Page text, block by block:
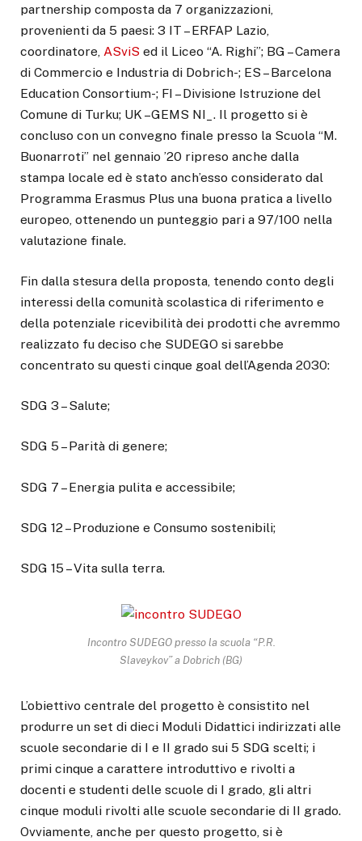
partnership composta da 7 organizzazioni,
provenienti da 5 paesi: 3 IT – ERFAP Lazio,
coordinatore, ASviS ed il Liceo “A. Righi”; BG – Camera
di Commercio e Industria di Dobrich-; ES – Barcelona
Education Consortium-; FI – Divisione Istruzione del
Comune di Turku; UK –GEMS NI_. Il progetto si è
concluso con un convegno finale presso la Scuola “M.
Buonarroti” nel gennaio ’20 ripreso anche dalla
stampa locale ed è stato anch’esso considerato dal
Programma Erasmus Plus una buona pratica a livello
europeo, ottenendo un punteggio pari a 97/100 nella
valutazione finale.
Fin dalla stesura della proposta, tenendo conto degli
interessi della comunità scolastica di riferimento e
della potenziale ricevibilità dei prodotti che avremmo
realizzato fu deciso che SUDEGO si sarebbe
concentrato su questi cinque goal dell’Agenda 2030:
SDG 3 – Salute;
SDG 5 – Parità di genere;
SDG 7 – Energia pulita e accessibile;
SDG 12 – Produzione e Consumo sostenibili;
SDG 15 – Vita sulla terra.
Incontro SUDEGO presso la scuola “P.R.
Slaveykov” a Dobrich (BG)
L’obiettivo centrale del progetto è consistito nel
produrre un set di dieci Moduli Didattici indirizzati alle
scuole secondarie di I e II grado sui 5 SDG scelti; i
primi cinque a carattere introduttivo e rivolti a
docenti e studenti delle scuole di I grado, gli altri
cinque moduli rivolti alle scuole secondarie di II grado.
Ovviamente, anche per questo progetto, si è